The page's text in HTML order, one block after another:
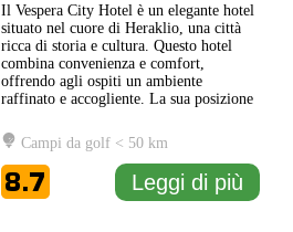
Il Vespera City Hotel è un elegante hotel
situato nel cuore di Heraklio, una città
ricca di storia e cultura. Questo hotel
combina convenienza e comfort,
offrendo agli ospiti un ambiente
raffinato e accogliente. La sua posizione
facilmente le meraviglie della città,
come il Museo Archeologico e il Palazzo
di Cnosso, rendendolo una scelta ideale
per coloro che desiderano... Leggi di più
Campi da golf < 50 km
8.7 Leggi di più